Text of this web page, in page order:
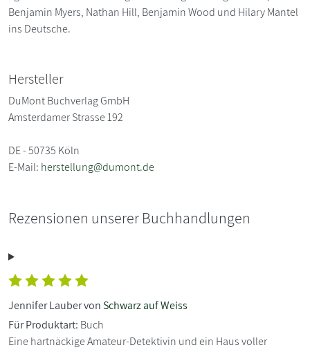
Benjamin Myers, Nathan Hill, Benjamin Wood und Hilary Mantel
ins Deutsche.
Hersteller
DuMont Buchverlag GmbH
Amsterdamer Strasse 192
DE - 50735 Köln
E-Mail: herstellung@dumont.de
Rezensionen unserer Buchhandlungen
Jennifer Lauber von Schwarz auf Weiss
Für Produktart: Buch
Eine hartnäckige Amateur-Detektivin und ein Haus voller